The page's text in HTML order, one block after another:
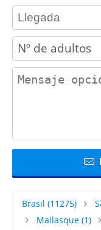
adults
contact_message
Brasil (11275)
Mailasque(1)